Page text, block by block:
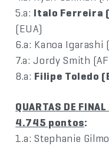
5.a: Italo Ferreira
(EUA)
6.a: Kanoa Igarashi
7.a: Jordy Smith
8.a: Filipe Toledo
QUARTAS DE
4.745 pontos:
1.a: Stephanie